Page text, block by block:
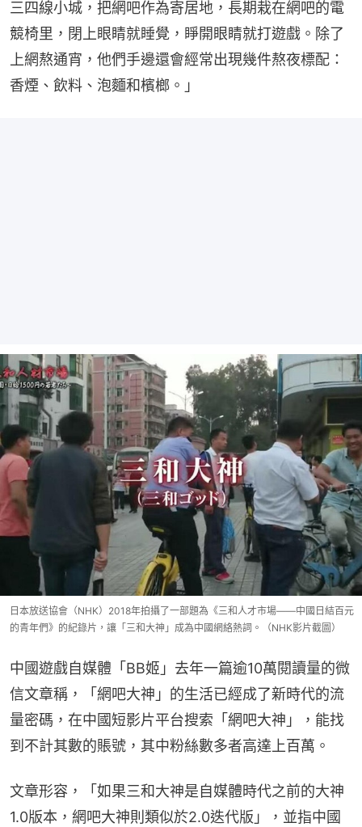
三四線小城，把網吧作為寄居地，長期栽在網吧的電
競椅里，閉上眼睛就睡覺，睜開眼睛就打遊戲。除了
上網熬通宵，他們手邊還會經常出現幾件熬夜標配：
香煙、飲料、泡麵和檳榔。」
日本放送協會（NHK）2018年拍攝了一部題為《三和人才市場——中國日結百元
的青年們》的紀錄片，讓「三和大神」成為中國網絡熱詞。（NHK影片截圖）
中國遊戲自媒體「BB姬」去年一篇逾10萬閱讀量的微
信文章稱，「網吧大神」的生活已經成了新時代的流
量密碼，在中國短影片平台搜索「網吧大神」，能找
到不計其數的賬號，其中粉絲數多者高達上百萬。
文章形容，「如果三和大神是自媒體時代之前的大神
1.0版本，網吧大神則類似於2.0迭代版」，並指中國